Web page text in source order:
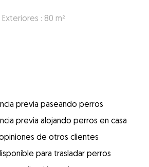
: 80 m²
previa paseando perros
previa alojando perros en casa
de otros clientes
para trasladar perros